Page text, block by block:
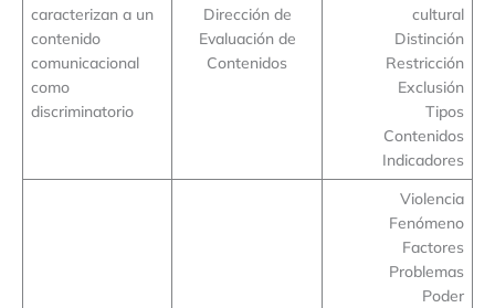
caracterizan a un
contenido
comunicacional
como
discriminatorio
Dirección de
Evaluación de
Contenidos
cultural
Distinción
Restricción
Exclusión
Tipos
Contenidos
Indicadores
Violencia
Fenómeno
Factores
Problemas
Poder